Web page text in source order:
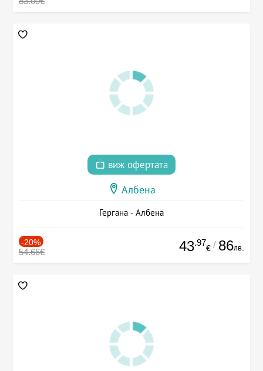
виж офертата
Албена
Гергана - Албена
-20%
54.66€ 43.97
€ / 86лв.